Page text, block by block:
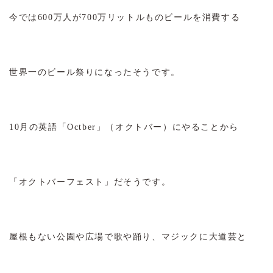
今では600万人が700万リットルものビールを消費する
世界一のビール祭りになったそうです。
10月の英語「Octber」（オクトバー）にやることから
「オクトバーフェスト」だそうです。
屋根もない公園や広場で歌や踊り、マジックに大道芸と